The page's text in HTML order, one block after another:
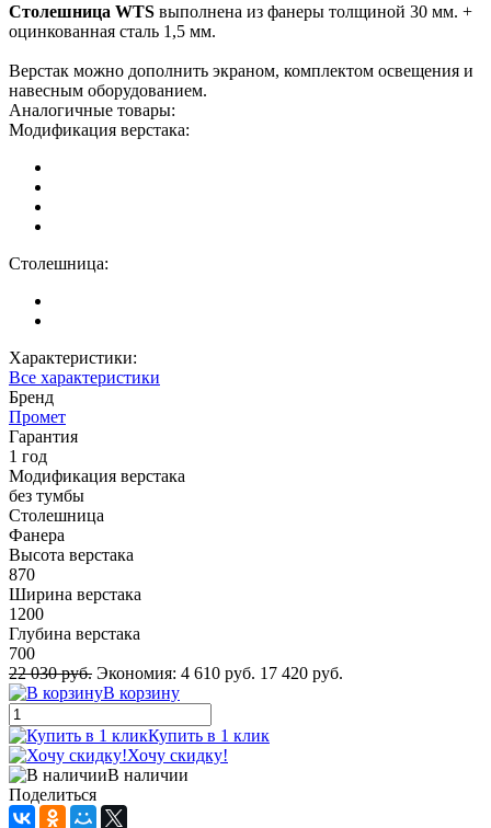
Столешница WTS выполнена из фанеры толщиной 30 мм. +
оцинкованная сталь 1,5 мм.
Верстак можно дополнить экраном, комплектом освещения и
навесным оборудованием.
Аналогичные товары:
Модификация верстака:
Столешница:
Характеристики:
Все характеристики
Бренд
Промет
Гарантия
1 год
Модификация верстака
без тумбы
Столешница
Фанера
Высота верстака
870
Ширина верстака
1200
Глубина верстака
700
22 030 руб. Экономия: 4 610 руб. 17 420 руб.
В корзину
Купить в 1 клик
Хочу скидку!
В наличии
Поделиться